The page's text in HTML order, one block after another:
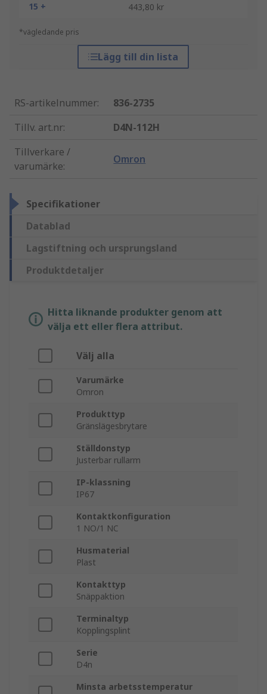
15 +
443,80 kr
*vägledande pris
Lägg till din lista
RS-artikelnummer:
836-2735
Tillv. art.nr:
D4N-112H
Tillverkare /
varumärke:
Omron
Specifikationer
Datablad
Lagstiftning och ursprungsland
Produktdetaljer
Hitta liknande produkter genom att
välja ett eller flera attribut.
Välj alla
Varumärke
Omron
Produkttyp
Gränslägesbrytare
Ställdonstyp
Justerbar rullarm
IP-klassning
IP67
Kontaktkonfiguration
1 NO/1 NC
Husmaterial
Plast
Kontakttyp
Snäppaktion
Terminaltyp
Kopplingsplint
Serie
D4n
Minsta arbetsstemperatur